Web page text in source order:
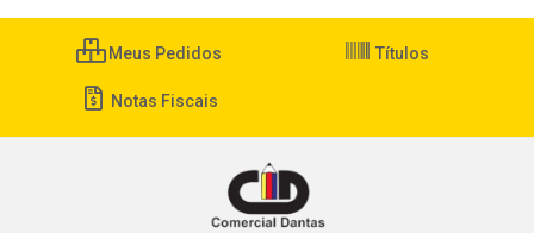
Meus Pedidos Títulos
Notas Fiscais